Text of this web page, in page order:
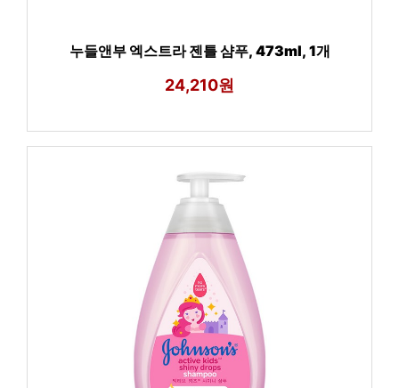
누들앤부 엑스트라 젠틀 샴푸, 473ml, 1개
24,210원